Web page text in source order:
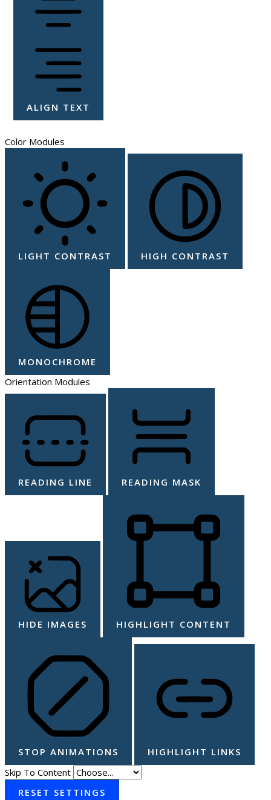
ALIGN TEXT
Color Modules
LIGHT CONTRAST HIGH CONTRAST
MONOCHROME
Orientation Modules
READING LINE READING MASK
HIDE IMAGES HIGHLIGHT CONTENT
STOP ANIMATIONS
HIGHLIGHT LINKS
Skip To Content
RESET SETTINGS